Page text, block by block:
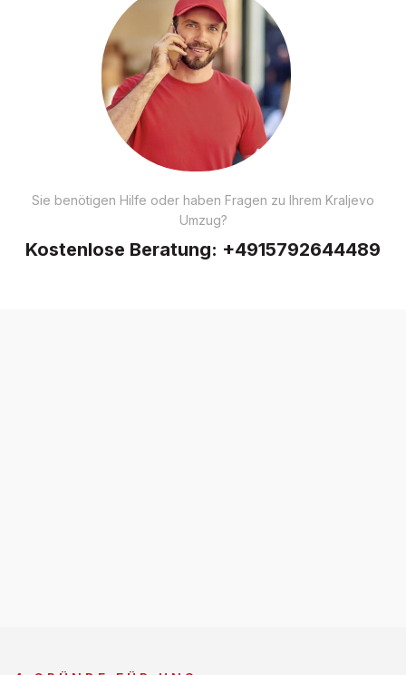
Sie benötigen Hilfe oder haben Fragen zu Ihrem Kraljevo
Umzug?
Kostenlose Beratung: +4915792644489